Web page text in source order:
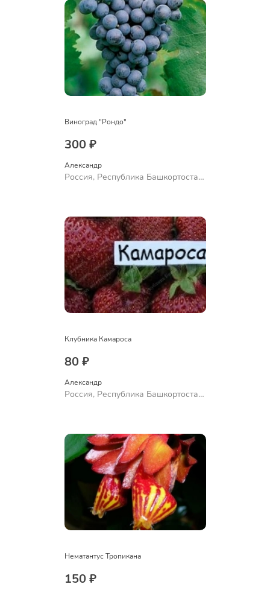
Виноград "Рондо"
300 ₽
Александр
Россия, Республика Башкортостан,
Клубника Камароса
80 ₽
Александр
Россия, Республика Башкортостан,
Нематантус Тропикана
150 ₽